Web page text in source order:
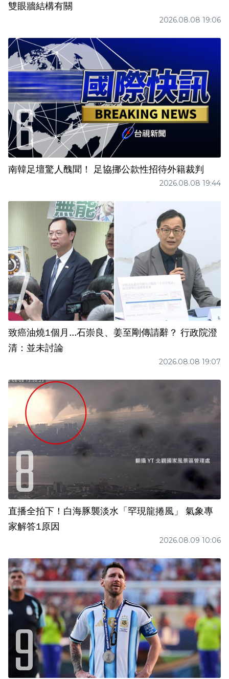
雙眼牆結構有關
2026.08.08 19:06
南韓足壇驚人醜聞！ 足協挪公款性招待外籍裁判
2026.08.08 19:44
致癌油燒1個月...石崇良、姜至剛傳請辭？ 行政院澄
清：並未討論
2026.08.08 19:07
直播全拍下！白海豚襲淡水「罕現龍捲風」 氣象專
家解答1原因
2026.08.09 10:06